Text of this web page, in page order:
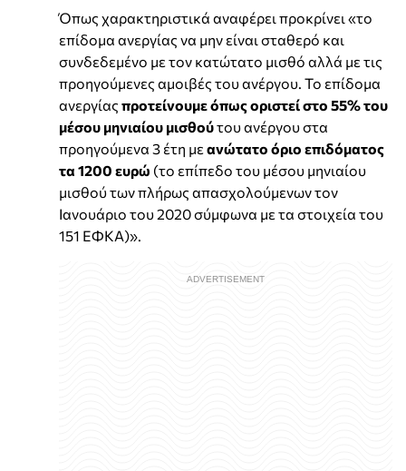
Όπως χαρακτηριστικά αναφέρει προκρίνει «το
επίδομα ανεργίας να μην είναι σταθερό και
συνδεδεμένο με τον κατώτατο μισθό αλλά με τις
προηγούμενες αμοιβές του ανέργου. Το επίδομα
ανεργίας προτείνουμε όπως οριστεί στο 55% του
μέσου μηνιαίου μισθούτου ανέργου στα
προηγούμενα 3 έτη με ανώτατο όριο επιδόματος
τα 1200 ευρώ (το επίπεδο του μέσου μηνιαίου
μισθού των πλήρως απασχολούμενων τον
Ιανουάριο του 2020 σύμφωνα με τα στοιχεία του
151 ΕΦΚΑ)».